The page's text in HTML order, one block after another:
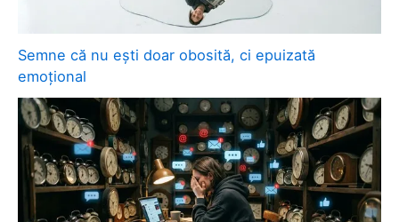
Semne că nu ești doar obosită, ci epuizată
emoțional